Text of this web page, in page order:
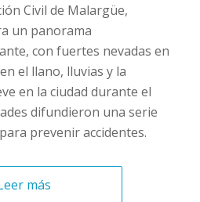
Civil de Malargüe,
un panorama
con fuertes nevadas en
el llano, lluvias y la
en la ciudad durante el
difundieron una serie
prevenir accidentes.
más